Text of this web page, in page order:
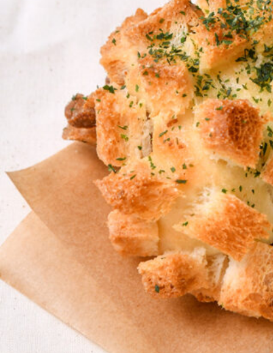
誠光社で選びました。
おすすめの本
紹介します。
おすすめのイベント